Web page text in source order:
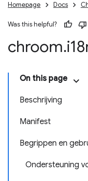
Homepage Docs
Was this helpful?
chroom.
On this page
Beschrijving
Manifest
Begrippen en
Ondersteuning